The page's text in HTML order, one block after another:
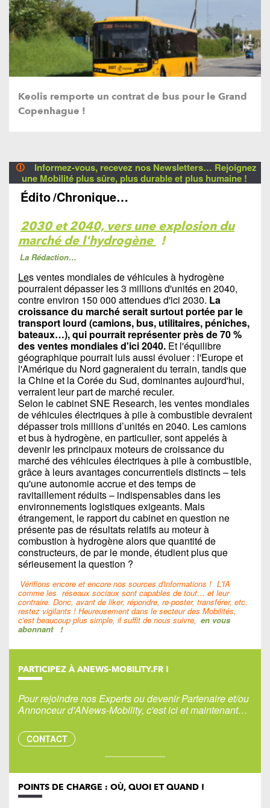
Keolis remporte un contrat de bus pour le Grand
Copenhague !
🛈
Informez-vous, recevez nos Newsletters… Rejoignez
une Mobilité plus sûre, plus durable et plus humaine !
Édito/Chronique…
2030 et 2040, vers une explosion du
marché de l'hydrogène !
La Rédaction…
Les ventes mondiales de véhicules à hydrogène
pourraient dépasser les 3 millions d'unités en 2040,
contre environ 150 000 attendues d'ici 2030. La
croissance du marché serait surtout portée par le
transport lourd (camions, bus, utilitaires, péniches,
bateaux…), qui pourrait représenter près de 70 %
des ventes mondiales d'ici 2040. Et l'équilibre
géographique pourrait luis aussi évoluer : l'Europe et
l'Amérique du Nord gagneraient du terrain, tandis que
la Chine et la Corée du Sud, dominantes aujourd'hui,
verraient leur part de marché reculer.
Selon le cabinet SNE Research, les ventes mondiales
de véhicules électriques à pile à combustible devraient
dépasser trois millions d’unités en 2040. Les camions
et bus à hydrogène, en particulier, sont appelés à
devenir les principaux moteurs de croissance du
marché des véhicules électriques à pile à combustible,
grâce à leurs avantages concurrentiels distincts – tels
qu'une autonomie accrue et des temps de
ravitaillement réduits – indispensables dans les
environnements logistiques exigeants. Mais
étrangement, le rapport du cabinet en question ne
présente pas de résultats relatifs au moteur à
combustion à hydrogène alors que quantité de
constructeurs, de par le monde, étudient plus que
sérieusement la question ?
Vérifions encore et encore nos sources d'informations ! L'IA
comme les réseaux sociaux sont capables de tout… et leur
contraire. Donc, avant de liker, répondre, re-poster, transférer, etc.
restez vigilants ! Heureusement dans le secteur des Mobilités,
c'est beaucoup plus simple, il suffit de nous suivre, en vous
abonnant !
PARTICIPEZ À ANEWS-MOBILITY.FR !
Pour rejoindre nos Experts ou devenir Partenaire et/ou
Annonceur d'ANews-Mobility, c'est ici et maintenant…
CONTACT
POINTS DE CHARGE : OÙ, QUOI ET QUAND !